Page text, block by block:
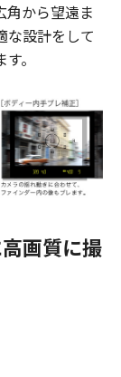
角から望遠ま
な設計をして
。
画質に撮